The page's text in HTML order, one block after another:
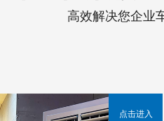
高效解决您企业
点击进入